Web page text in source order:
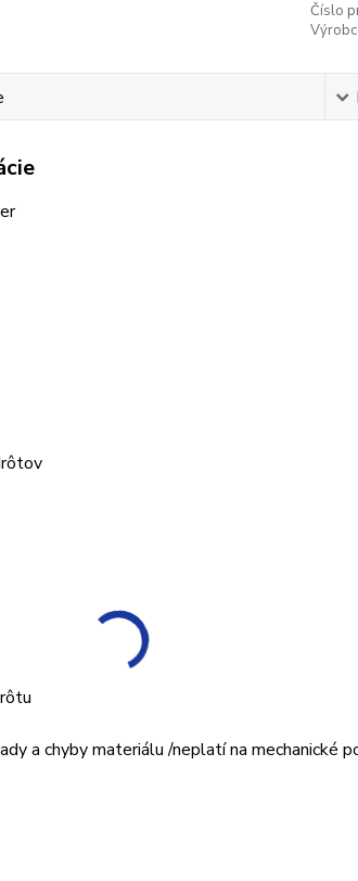
Číslo
a chyby materiálu /neplatí na mechanické